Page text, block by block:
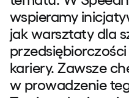
wspieramy
jak warsztaty dla
kariery. Zawsze
w prowadzenie